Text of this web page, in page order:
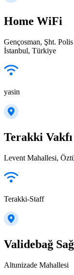
Home WiFi
Gençosman, Şht.
İstanbul, Türkiye
yasin
Terakki
Levent Mahallesi,
Terakki-Staff
Validebağ
Altunizade Mahallesi